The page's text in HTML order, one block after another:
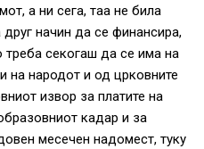
а ни сега, таа не била
начин да се финансира,
секогаш да се има на
на народот и од црковните
извор за платите на
кадар и за
месечен надомест, туку